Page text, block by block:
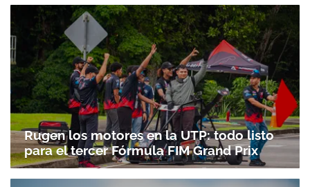
Rugen los motores en la UTP: todo listo
para el tercer Fórmula FIM Grand Prix